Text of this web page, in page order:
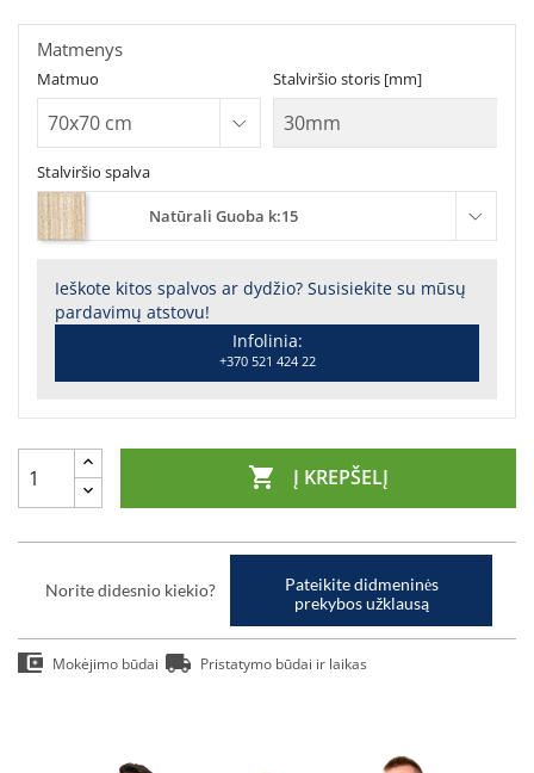
Stalviršio spalva
Natūrali Guoba k:15
Ieškote kitos spalvos ar dydžio? Susisiekite su mūsų
pardavimų atstovu!
Infolinia:
+370 521 424 22
Matmuo Stalviršio storis [mm]
Matmenys
 Į KREPŠELĮ
Norite didesnio kiekio?
Pateikite didmeninės
prekybos užklausą
Mokėjimo būdai Pristatymo būdai ir laikas